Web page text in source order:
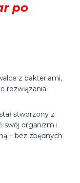
po
z bakteriami,
rozwiązania.
stworzony z
swój organizm i
– bez zbędnych